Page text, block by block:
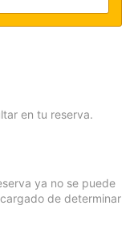
en tu reserva.
ya no se puede
de determinar